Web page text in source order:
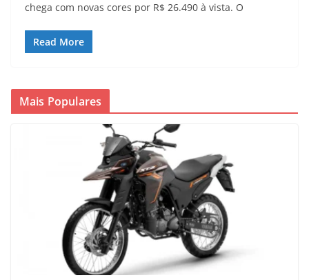
chega com novas cores por R$ 26.490 à vista. O
Read More
Mais Populares